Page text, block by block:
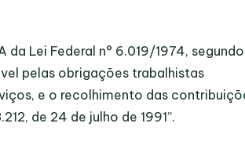
Lei Federal n° 6.019/1974,
pelas obrigações trabalhistas
e o recolhimento das
de 24 de julho de 1991”.